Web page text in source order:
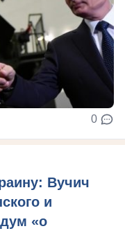
0
Вучич
и
«о